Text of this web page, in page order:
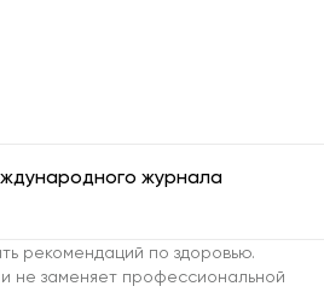
журнала
рекомендаций по здоровью.
не заменяет профессиональной